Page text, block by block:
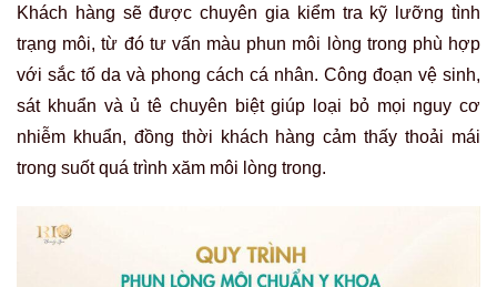
Khách hàng sẽ được chuyên gia kiểm tra kỹ lưỡng tình
trạng môi, từ đó tư vấn màu phun môi lòng trong phù hợp
với sắc tố da và phong cách cá nhân. Công đoạn vệ sinh,
sát khuẩn và ủ tê chuyên biệt giúp loại bỏ mọi nguy cơ
nhiễm khuẩn, đồng thời khách hàng cảm thấy thoải mái
trong suốt quá trình xăm môi lòng trong.